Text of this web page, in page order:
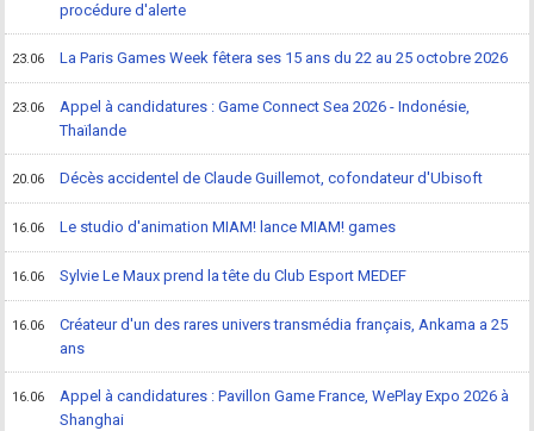
procédure d'alerte
23.06 La Paris Games Week fêtera ses 15 ans du 22 au 25 octobre 2026
23.06
Appel à candidatures : Game Connect Sea 2026 - Indonésie,
Thaïlande
20.06 Décès accidentel de Claude Guillemot, cofondateur d'Ubisoft
16.06 Le studio d'animation MIAM! lance MIAM! games
16.06 Sylvie Le Maux prend la tête du Club Esport MEDEF
16.06
Créateur d'un des rares univers transmédia français, Ankama a 25
ans
16.06
Appel à candidatures : Pavillon Game France, WePlay Expo 2026 à
Shanghai